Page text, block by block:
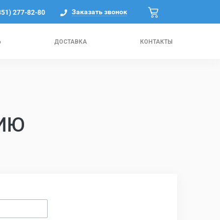
ДОСТАВКА КОНТАКТЫ
277-82-80 Заказать звонок